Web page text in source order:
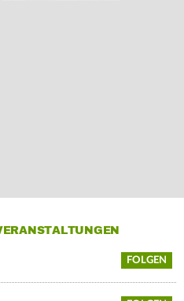
FOLGEN